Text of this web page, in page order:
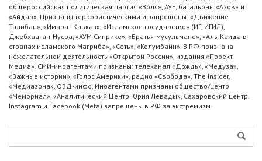
общероссийская политическая партия «Воля», АУЕ, батальоны «Азов» и
«Айдар». Признаны террористическими и запрещены: «Движение
Талибан», «Имарат Кавказ», «Исламское государство» (ИГ, ИГИЛ),
Джебхад-ан-Нусра, «АУМ Синрике», «Братья-мусульмане», «Аль-Каида в
странах исламского Магриба», «Сеть», «Колумбайн». В РФ признана
нежелательной деятельность «Открытой России», издания «Проект
Медиа». СМИ-иноагентами признаны: телеканал «Дождь», «Медуза»,
«Важные истории», «Голос Америки», радио «Свобода», The Insider,
«Медиазона», ОВД-инфо. Иноагентами признаны общество/центр
«Мемориал», «Аналитический Центр Юрия Левады», Сахаровский центр.
Instagram и Facebook (Metа) запрещены в РФ за экстремизм.